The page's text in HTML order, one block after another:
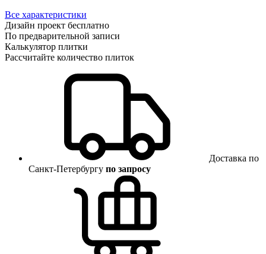
Все характеристики
Дизайн проект бесплатно
По предварительной записи
Калькулятор плитки
Рассчитайте количество плиток
Доставка по
Санкт-Петербургу по запросу